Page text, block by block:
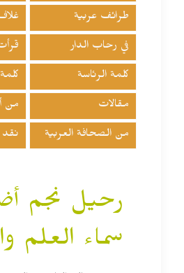
طرائف عربية
في رحاب الدار
كلمة الرئاسة
مقالات من
من الصحافة العربية نقد
رحيل نجم
سماء العلم